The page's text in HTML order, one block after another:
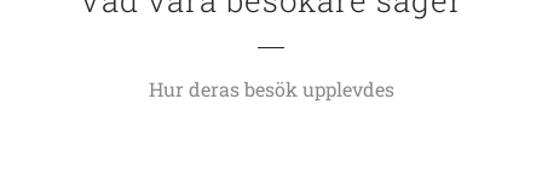
Hur deras besök upplevdes